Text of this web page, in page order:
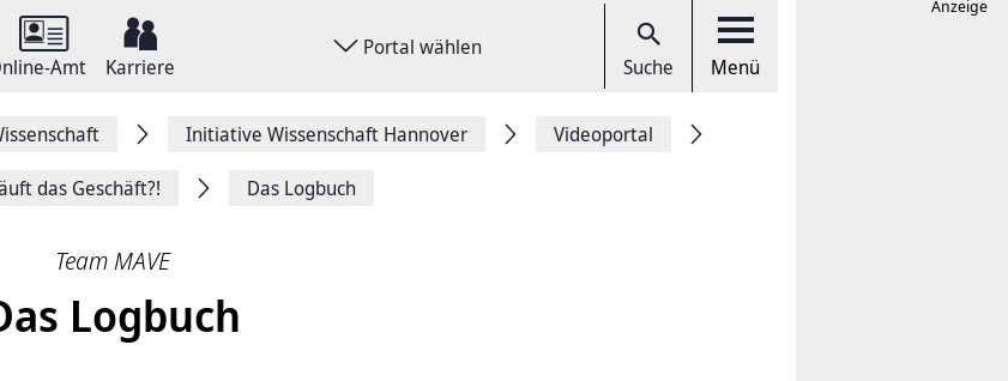
Amt Karriere
Portal wählen
Suche Menü
Initiative Wissenschaft Hannover Videoportal
das Geschäft?! Das Logbuch
Team MAVE
Logbuch
Anzeige